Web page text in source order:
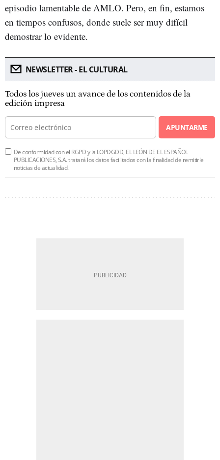
episodio lamentable de AMLO. Pero, en fin, estamos
en tiempos confusos, donde suele ser muy difícil
demostrar lo evidente.
NEWSLETTER - EL CULTURAL
Todos los jueves un avance de los contenidos de la
edición impresa
APUNTARME
De conformidad con el RGPD y la LOPDGDD, EL LEÓN DE EL ESPAÑOL
PUBLICACIONES, S.A. tratará los datos facilitados con la finalidad de remitirle
noticias de actualidad.